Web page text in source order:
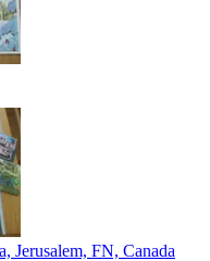
Jerusalem, FN, Canada